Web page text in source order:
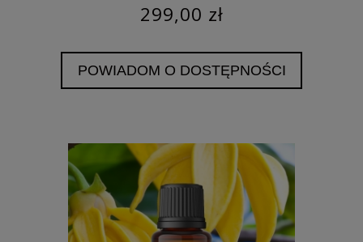
299,00 zł
POWIADOM O DOSTĘPNOŚCI